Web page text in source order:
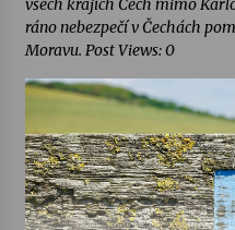
všech krajích Čech mimo
ráno nebezpečí v Čechách
Moravu. Post Views: 0